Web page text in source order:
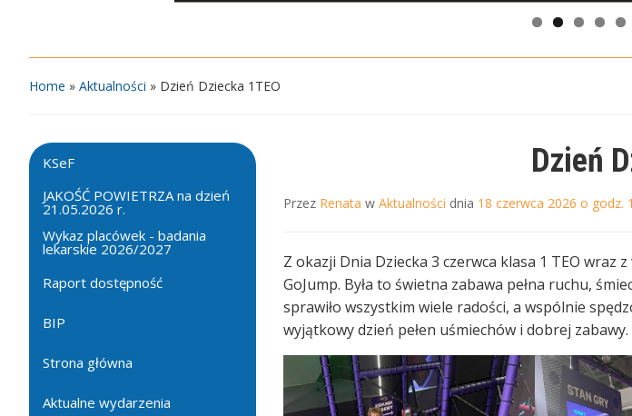
Home » Aktualności » Dzień Dziecka 1TEO
KSeF
JAKOŚĆ POWIETRZA na dzień
21.05.2026 r.
Wykaz placówek - badania
lekarskie 2026/2027
Raport dostępność
BIP
Strona główna
Aktualne wydarzenia
Dzień
Przez Renata w Aktualności dnia 18 czerwca 2026 o godz.
Z okazji Dnia Dziecka 3 czerwca klasa 1 TEO wraz
GoJump. Była to świetna zabawa pełna ruchu,
sprawiło wszystkim wiele radości, a wspólnie
wyjątkowy dzień pełen uśmiechów i dobrej zabawy.